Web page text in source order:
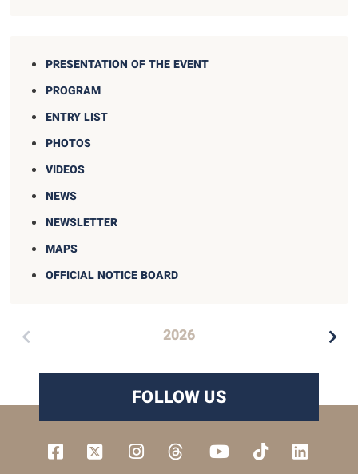
PRESENTATION OF THE EVENT
PROGRAM
ENTRY LIST
PHOTOS
VIDEOS
NEWS
NEWSLETTER
MAPS
OFFICIAL NOTICE BOARD
2026
FOLLOW US